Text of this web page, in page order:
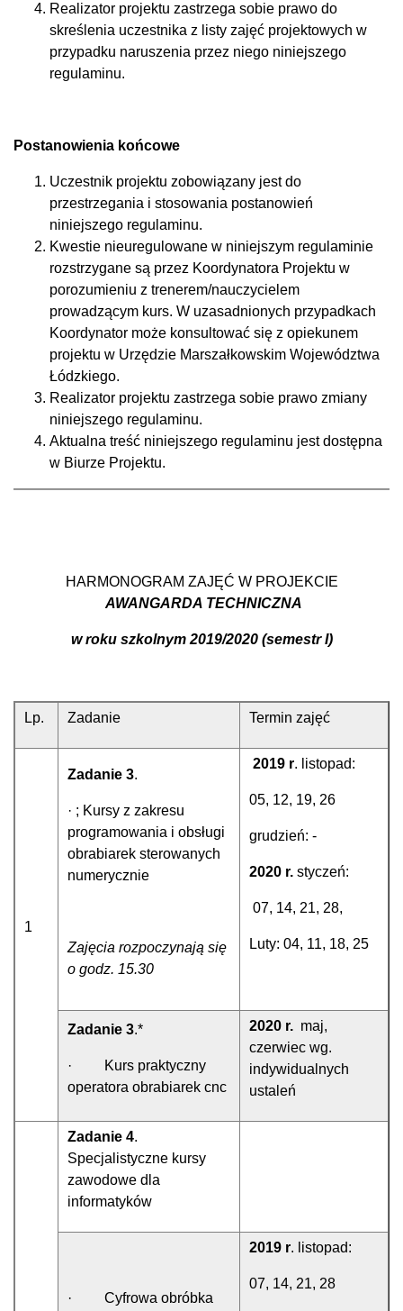
Realizator projektu zastrzega sobie prawo do
skreślenia uczestnika z listy zajęć projektowych w
przypadku naruszenia przez niego niniejszego
regulaminu.
Postanowienia końcowe
Uczestnik projektu zobowiązany jest do
przestrzegania i stosowania postanowień
niniejszego regulaminu.
Kwestie nieuregulowane w niniejszym regulaminie
rozstrzygane są przez Koordynatora Projektu w
porozumieniu z trenerem/nauczycielem
prowadzącym kurs. W uzasadnionych przypadkach
Koordynator może konsultować się z opiekunem
projektu w Urzędzie Marszałkowskim Województwa
Łódzkiego.
Realizator projektu zastrzega sobie prawo zmiany
niniejszego regulaminu.
Aktualna treść niniejszego regulaminu jest dostępna
w Biurze Projektu.
HARMONOGRAM ZAJĘĆ W PROJEKCIE
AWANGARDA TECHNICZNA
w roku szkolnym 2019/2020 (semestr I)
Lp. Zadanie Termin zajęć
1
Zadanie 3.
· ; Kursy z zakresu
programowania i obsługi
obrabiarek sterowanych
numerycznie
Zajęcia rozpoczynają się
o godz. 15.30
2019 r. listopad:
05, 12, 19, 26
grudzień: -
2020 r. styczeń:
07, 14, 21, 28,
Luty: 04, 11, 18, 25
Zadanie 3.*
· Kurs praktyczny
operatora obrabiarek cnc
2020 r. maj,
czerwiec wg.
indywidualnych
ustaleń
Zadanie 4.
Specjalistyczne kursy
zawodowe dla
informatyków
· Cyfrowa obróbka
2019 r. listopad:
07, 14, 21, 28